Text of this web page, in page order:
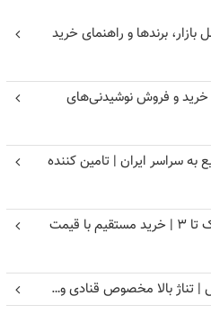
برندها و راهنمای خرید
خرید و فروش نوشیدنی‌های
سراسر ایران | تامین کننده
فروش انواع کشمش آفتابی درجه یک تا ۳ | خرید مستقیم با قیمت
تناژ بالا مخصوص قنادی و…